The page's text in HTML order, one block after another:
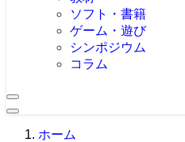
ソフト・書籍
ゲーム・遊び
シンポジウム
コラム
ホーム